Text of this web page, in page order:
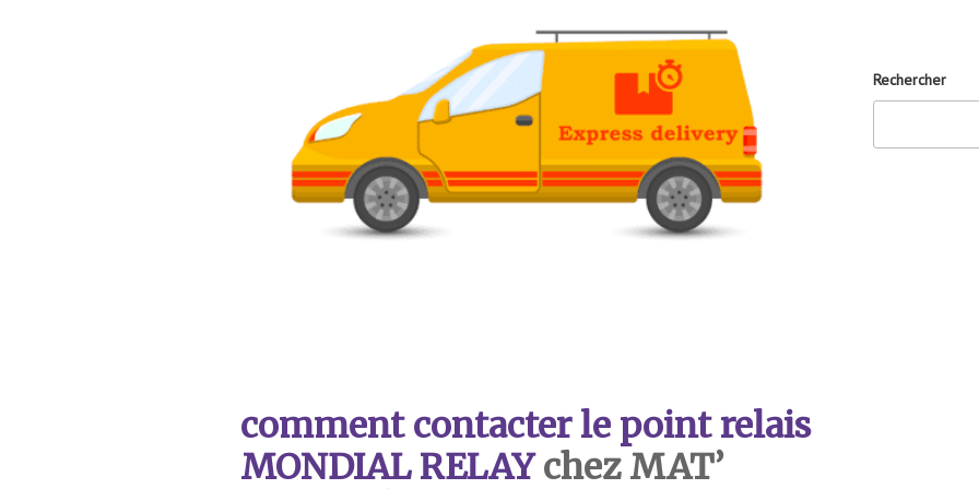
comment contacter le point relais
MONDIAL RELAYchez MAT’
Rechercher